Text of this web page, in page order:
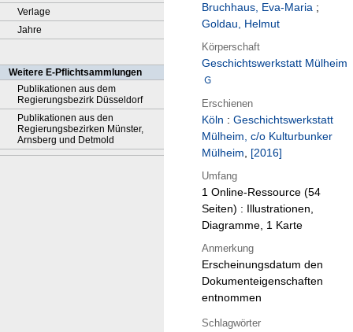
Verlage
Jahre
Weitere E-Pflichtsammlungen
Publikationen aus dem
Regierungsbezirk Düsseldorf
Publikationen aus den
Regierungsbezirken Münster,
Arnsberg und Detmold
Bruchhaus, Eva-Maria ;
Goldau, Helmut
Körperschaft
Geschichtswerkstatt Mülheim
Erschienen
Köln : Geschichtswerkstatt
Mülheim, c/o Kulturbunker
Mülheim, [2016]
Umfang
1 Online-Ressource (54
Seiten) : Illustrationen,
Diagramme, 1 Karte
Anmerkung
Erscheinungsdatum den
Dokumenteigenschaften
entnommen
Schlagwörter